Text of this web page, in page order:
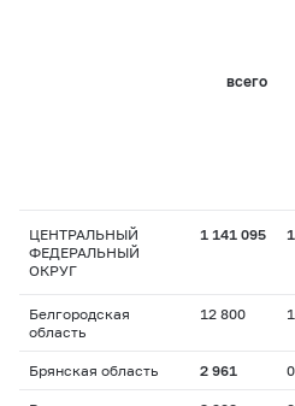
всего
ЦЕНТРАЛЬНЫЙ
ФЕДЕРАЛЬНЫЙ
ОКРУГ
1 141 095
Белгородская
область
12 800
Брянская область 2 961 0